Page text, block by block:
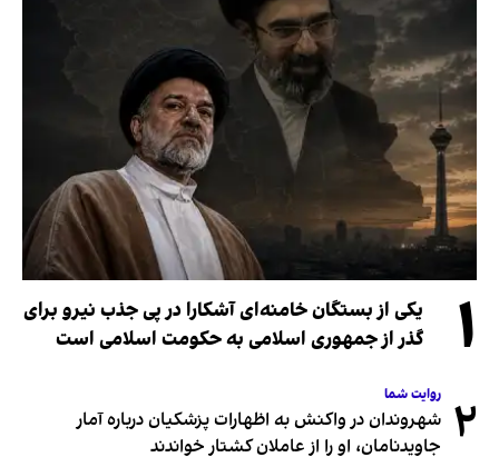
۱
یکی از بستگان خامنه‌ای آشکارا در پی جذب نیرو برای
گذر از جمهوری اسلامی به حکومت اسلامی است
۲ روایت شما
شهروندان در واکنش به اظهارات پزشکیان درباره آمار
جاویدنامان، او را از عاملان کشتار خواندند